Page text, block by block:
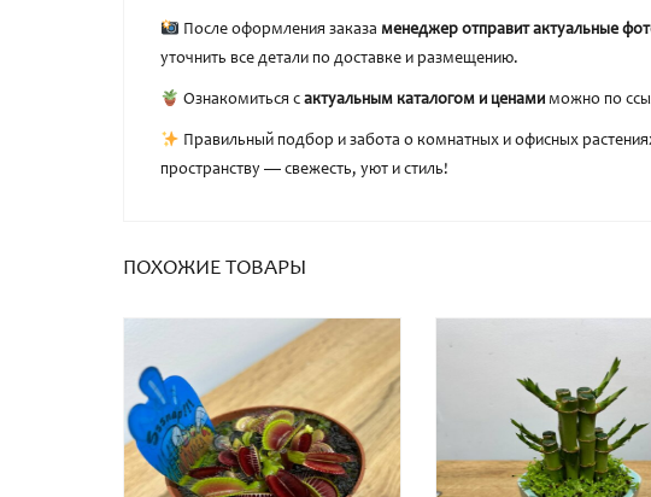
После оформления заказа менеджер отправит актуальные
уточнить все детали по доставке и размещению.
Ознакомиться с актуальным каталогом и ценамиможно по
Правильный подбор и забота о комнатных и офисных
пространству — свежесть, уют и стиль!
ПОХОЖИЕ ТОВАРЫ